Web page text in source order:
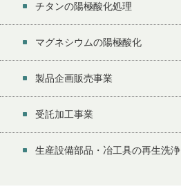
チタンの陽極酸化処理
マグネシウムの陽極酸化
製品企画販売事業
受託加工事業
生産設備部品・冶工具の再生洗浄